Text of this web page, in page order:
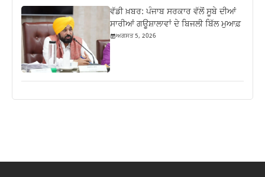
ਵੱਡੀ ਖ਼ਬਰ: ਪੰਜਾਬ ਸਰਕਾਰ ਵੱਲੋਂ ਸੂਬੇ ਦੀਆਂ
ਸਾਰੀਆਂ ਗਊਸ਼ਾਲਾਵਾਂ ਦੇ ਬਿਜਲੀ ਬਿੱਲ ਮੁਆਫ਼
ਅਗਸਤ 5, 2026